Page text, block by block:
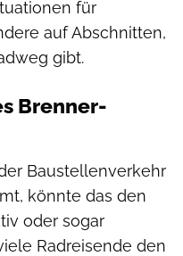
für
auf Abschnitten,
gibt.
Brenner-
Baustellenverkehr
könnte das den
oder sogar
Radreisende den